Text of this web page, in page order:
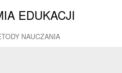
EDUKACJI
NAUCZANIA